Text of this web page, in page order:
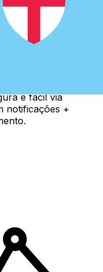
e fácil via
notificações +